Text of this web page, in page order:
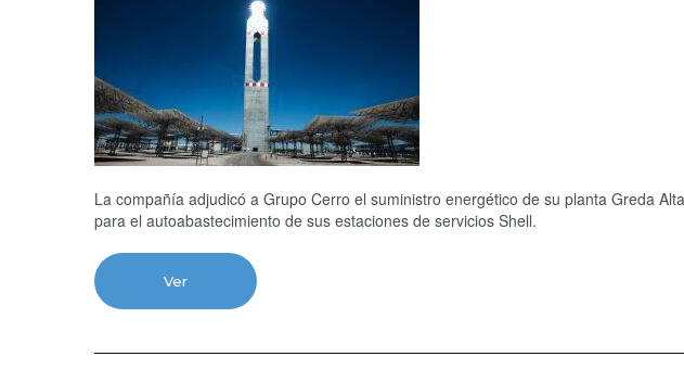
La compañía adjudicó a Grupo Cerro el suministro energético de su planta Greda
para el autoabastecimiento de sus estaciones de servicios Shell.
Ver